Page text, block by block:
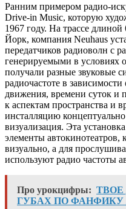
Ранним примером радио-
Drive-in Music, которую
1967 году. На трассе
Йорк, компания Neuhaus
передатчиков радиоволн с
генерируемыми в условиях
получали разные звуковые
радиочастоте в
движения, времени суток и
к аспектам пространства и
инсталляцию
визуализация. Эта
элементы автокинотеатров,
визуально, а для
используют радио частоты
Про урокцифры:
ГУБАХ ПО ФАНФИКУ